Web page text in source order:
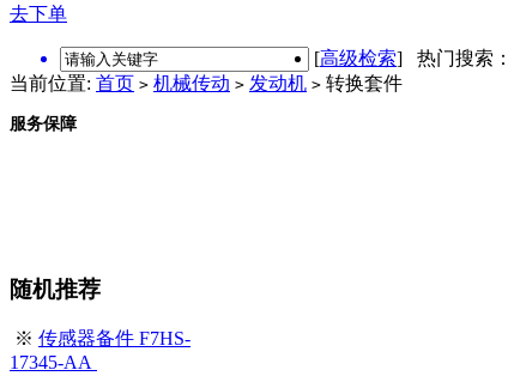
去下单
[高级检索] 热门搜索：
当前位置: 首页 > 机械传动 > 发动机 > 转换套件
服务保障
随机推荐
※ 传感器备件 F7HS-
17345-AA